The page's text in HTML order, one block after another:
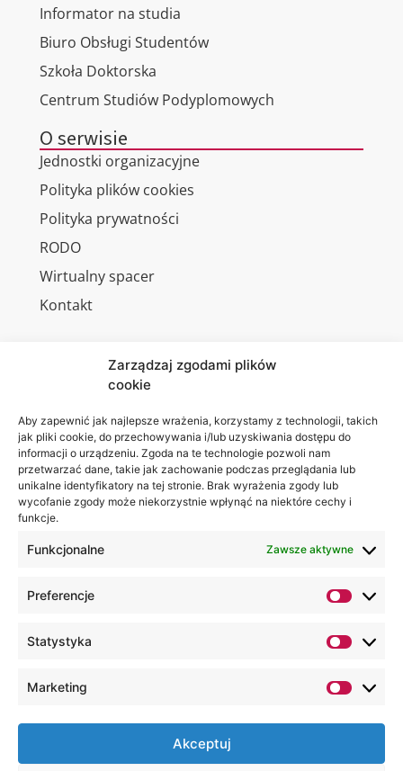
Zarządzaj zgodami plików
cookie
Aby zapewnić jak najlepsze wrażenia, korzystamy z technologii, takich
jak pliki cookie, do przechowywania i/lub uzyskiwania dostępu do
informacji o urządzeniu. Zgoda na te technologie pozwoli nam
przetwarzać dane, takie jak zachowanie podczas przeglądania lub
unikalne identyfikatory na tej stronie. Brak wyrażenia zgody lub
wycofanie zgody może niekorzystnie wpłynąć na niektóre cechy i
funkcje.
Funkcjonalne Zawsze aktywne
Preferencje
Statystyka
Marketing
Akceptuj
Informator na studia
Biuro Obsługi Studentów
Szkoła Doktorska
Centrum Studiów Podyplomowych
O serwisie
Jednostki organizacyjne
Polityka plików cookies
Polityka prywatności
RODO
Wirtualny spacer
Kontakt
Akademia
WSEI
ul.
Projektowa
4